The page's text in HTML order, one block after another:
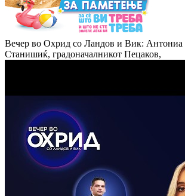
Вечер во Охрид со Ландов и Вик: Антониа
Станишиќ, градоначалникот Пецаков,